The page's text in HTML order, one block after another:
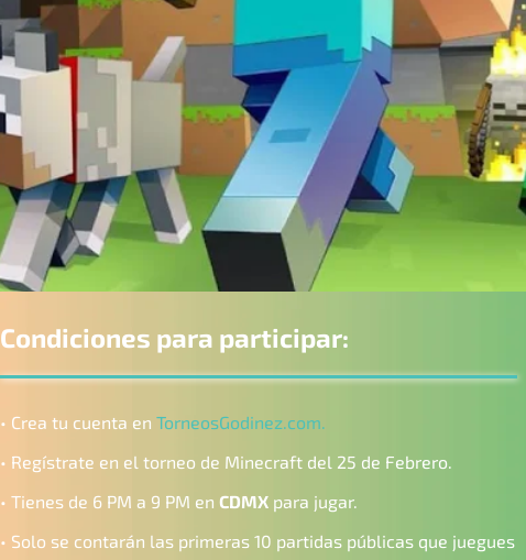
Condiciones para participar:
• Crea tu cuenta en TorneosGodinez.com.
• Regístrate en el torneo de Minecraft del 25 de Febrero.
• Tienes de 6 PM a 9 PM en CDMX para jugar.
• Solo se contarán las primeras 10 partidas públicas que juegues